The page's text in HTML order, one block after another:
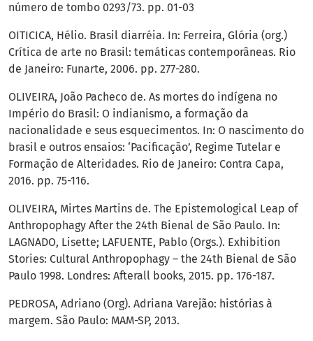
número de tombo 0293/73. pp. 01-03
OITICICA, Hélio. Brasil diarréia. In: Ferreira, Glória (org.)
Crítica de arte no Brasil: temáticas contemporâneas. Rio
de Janeiro: Funarte, 2006. pp. 277-280.
OLIVEIRA, João Pacheco de. As mortes do indígena no
Império do Brasil: O indianismo, a formação da
nacionalidade e seus esquecimentos. In: O nascimento do
brasil e outros ensaios: ‘Pacificação’, Regime Tutelar e
Formação de Alteridades. Rio de Janeiro: Contra Capa,
2016. pp. 75-116.
OLIVEIRA, Mirtes Martins de. The Epistemological Leap of
Anthropophagy After the 24th Bienal de São Paulo. In:
LAGNADO, Lisette; LAFUENTE, Pablo (Orgs.). Exhibition
Stories: Cultural Anthropophagy – the 24th Bienal de São
Paulo 1998. Londres: Afterall books, 2015. pp. 176-187.
PEDROSA, Adriano (Org). Adriana Varejão: histórias à
margem. São Paulo: MAM-SP, 2013.